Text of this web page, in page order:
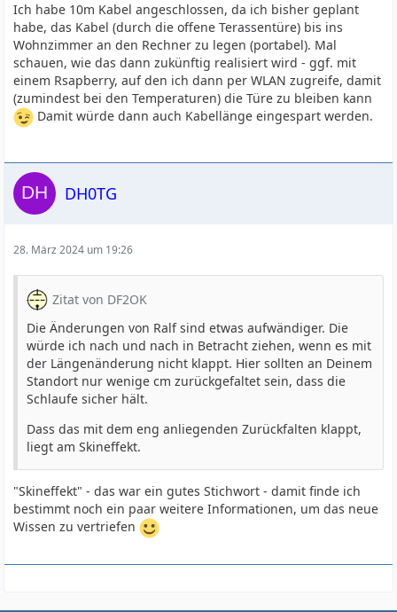
Ich habe 10m Kabel angeschlossen, da ich bisher geplant
habe, das Kabel (durch die offene Terassentüre) bis ins
Wohnzimmer an den Rechner zu legen (portabel). Mal
schauen, wie das dann zukünftig realisiert wird - ggf. mit
einem Rsapberry, auf den ich dann per WLAN zugreife, damit
(zumindest bei den Temperaturen) die Türe zu bleiben kann
Damit würde dann auch Kabellänge eingespart werden.
DH0TG
28. März 2024 um 19:26
Zitat von DF2OK
Die Änderungen von Ralf sind etwas aufwändiger. Die
würde ich nach und nach in Betracht ziehen, wenn es mit
der Längenänderung nicht klappt. Hier sollten an Deinem
Standort nur wenige cm zurückgefaltet sein, dass die
Schlaufe sicher hält.
Dass das mit dem eng anliegenden Zurückfalten klappt,
liegt am Skineffekt.
"Skineffekt" - das war ein gutes Stichwort - damit finde ich
bestimmt noch ein paar weitere Informationen, um das neue
Wissen zu vertriefen